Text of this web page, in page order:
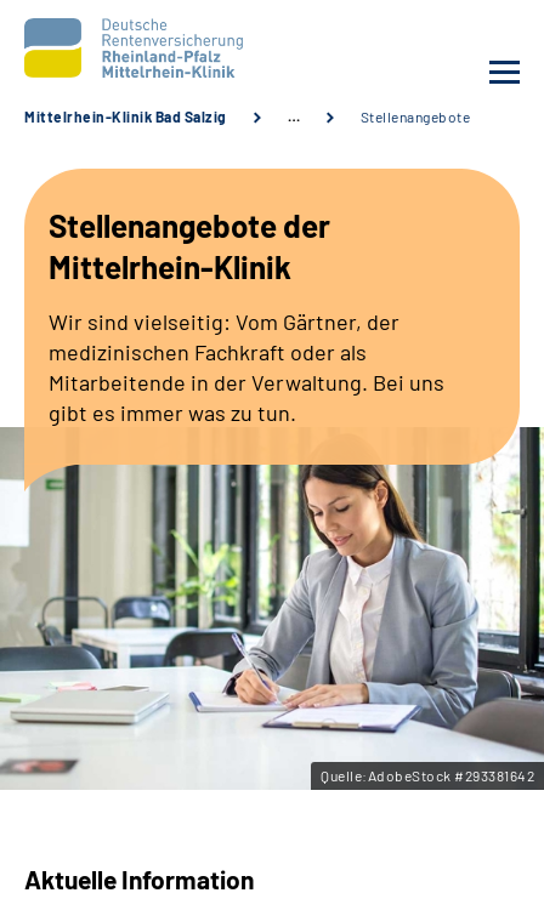
Unsere Angebote
Karriere
Zuweisende &
Leichte Sprache
Gebärdensprache
Mittelrhein-Klinik Bad Salzig … Stellenangebote
Stellenangebote der
Mittelrhein-Klinik
Wir sind vielseitig: Vom Gärtner, der
medizinischen Fachkraft oder als
Mitarbeitende in der Verwaltung. Bei uns
gibt es immer was zu tun.
Quelle:AdobeStock #293381642
Aktuelle Information